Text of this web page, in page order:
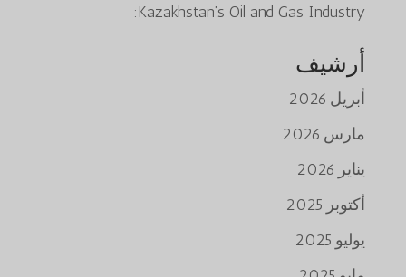
Kazakhstan’s Oil and Gas Industry:
أرشيف
أبريل 2026
مارس 2026
يناير 2026
أكتوبر 2025
يوليو 2025